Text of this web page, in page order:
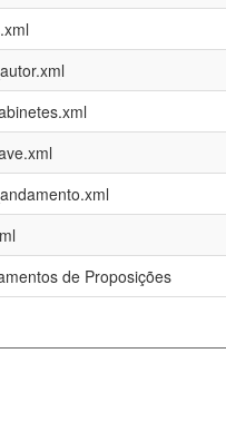
de Proposições